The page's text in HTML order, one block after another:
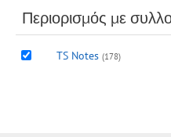
Περιορισμός με
TS Notes (178)